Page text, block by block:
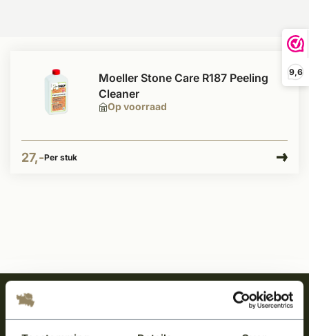
9,6
Op voorraad
Moeller Stone Care R187 Peeling
Cleaner
27,-Per stuk
Meld je aan en ontvang het laatste nieuws
over onze kempische bouwstijl!